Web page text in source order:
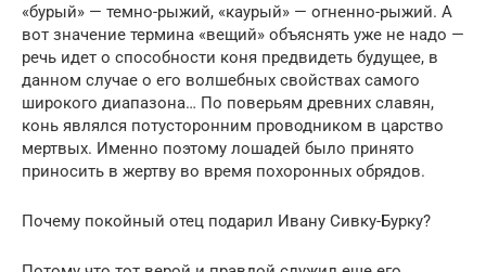
«бурый» — темно-рыжий, «каурый» — огненно-рыжий. А
вот значение термина «вещий» объяснять уже не надо —
речь идет о способности коня предвидеть будущее, в
данном случае о его волшебных свойствах самого
широкого диапазона… По поверьям древних славян,
конь являлся потусторонним проводником в царство
мертвых. Именно поэтому лошадей было принято
приносить в жертву во время похоронных обрядов.
Почему покойный отец подарил Ивану Сивку-Бурку?